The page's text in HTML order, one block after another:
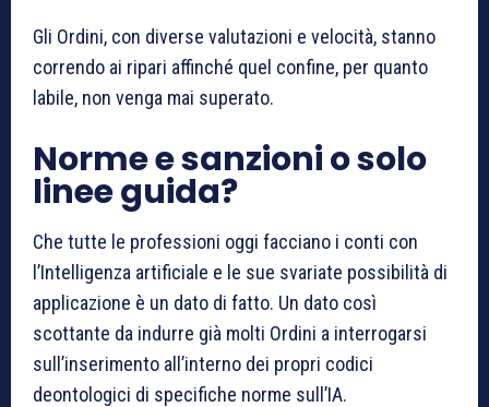
Gli Ordini, con diverse valutazioni e velocità, stanno
correndo ai ripari affinché quel confine, per quanto
labile, non venga mai superato.
Norme e sanzioni o solo
linee guida?
Che tutte le professioni oggi facciano i conti con
l’Intelligenza artificiale e le sue svariate possibilità di
applicazione è un dato di fatto. Un dato così
scottante da indurre già molti Ordini a interrogarsi
sull’inserimento all’interno dei propri codici
deontologici di specifiche norme sull’IA.